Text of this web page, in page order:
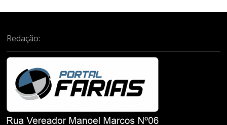
Redação: